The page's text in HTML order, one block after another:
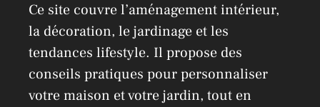
Ce site couvre l’aménagement intérieur,
la décoration, le jardinage et les
tendances lifestyle. Il propose des
conseils pratiques pour personnaliser
votre maison et votre jardin, tout en